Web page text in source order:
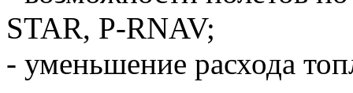
STAR, P-RNAV;
- уменьшение расхода